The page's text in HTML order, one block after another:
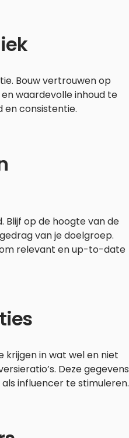
Bouw vertrouwen op
waardevolle inhoud te
en consistentie.
op de hoogte van de
van je doelgroep.
relevant en up-to-date
krijgen in wat wel en niet
Deze gegevens
influencer te stimuleren.